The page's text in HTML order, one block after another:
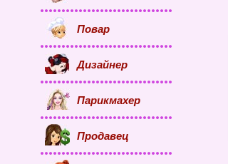
Повар
Дизайнер
Парикмахер
Продавец